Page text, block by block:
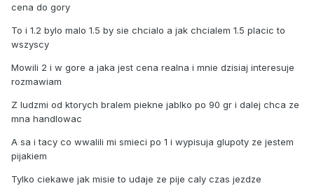
cena do gory
To i 1.2 bylo malo 1.5 by sie chcialo a jak chcialem 1.5 placic to
wszyscy
Mowili 2 i w gore a jaka jest cena realna i mnie dzisiaj interesuje
rozmawiam
Z ludzmi od ktorych bralem piekne jablko po 90 gr i dalej chca ze
mna handlowac
A sa i tacy co wwalili mi smieci po 1 i wypisuja glupoty ze jestem
pijakiem
Tylko ciekawe jak misie to udaje ze pije caly czas jezdze